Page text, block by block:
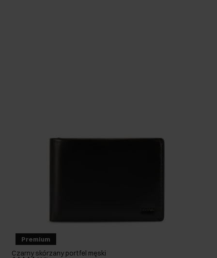
Premium
Czarny skórzany portfel męski